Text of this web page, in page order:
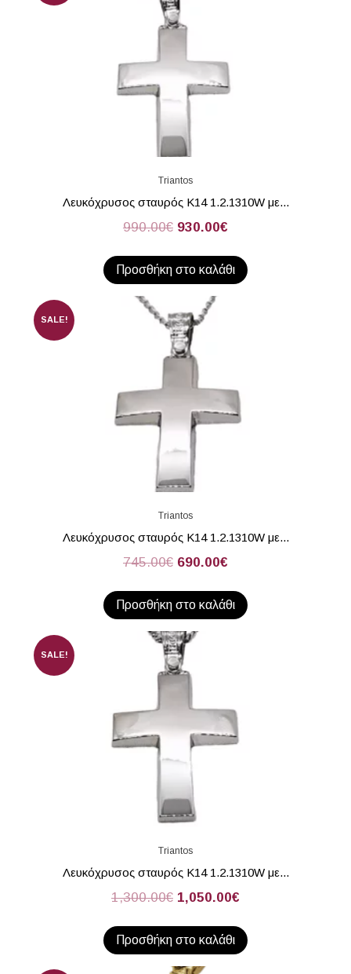
Triantos
Λευκόχρυσος σταυρός Κ14 1.2.1310W με...
990.00€ 930.00€
Προσθήκη στο καλάθι
SALE!
Triantos
Λευκόχρυσος σταυρός Κ14 1.2.1310W με...
745.00€ 690.00€
Προσθήκη στο καλάθι
SALE!
Triantos
Λευκόχρυσος σταυρός Κ14 1.2.1310W με...
1,300.00€ 1,050.00€
Προσθήκη στο καλάθι